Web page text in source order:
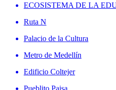
ECOSISTEMA DE LA
Ruta N
Palacio de la Cultura
Metro de Medellín
Edificio Coltejer
Pueblito Paisa